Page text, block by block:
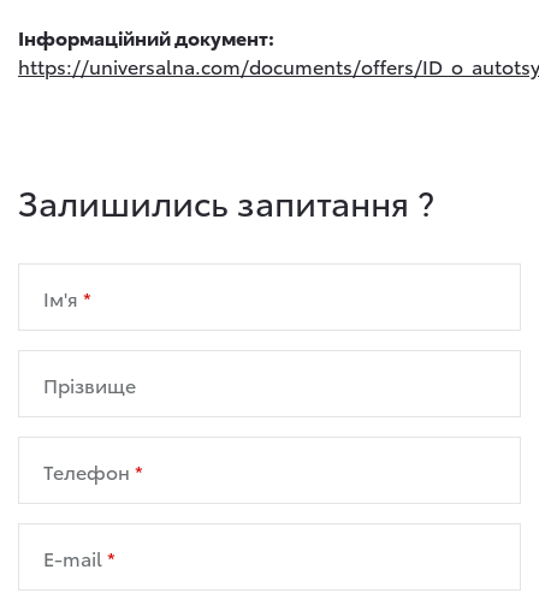
Інформаційний документ:
https://universalna.com/documents/offers/
Залишились запитання ?
Ім'я
Прізвище
Телефон
E-mail